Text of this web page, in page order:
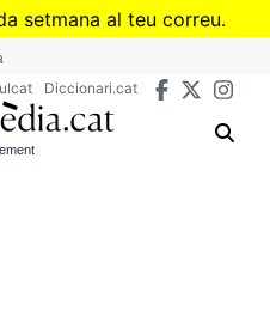
Véssetmana al teu correu.
de Divulcat
Diccionari.cat